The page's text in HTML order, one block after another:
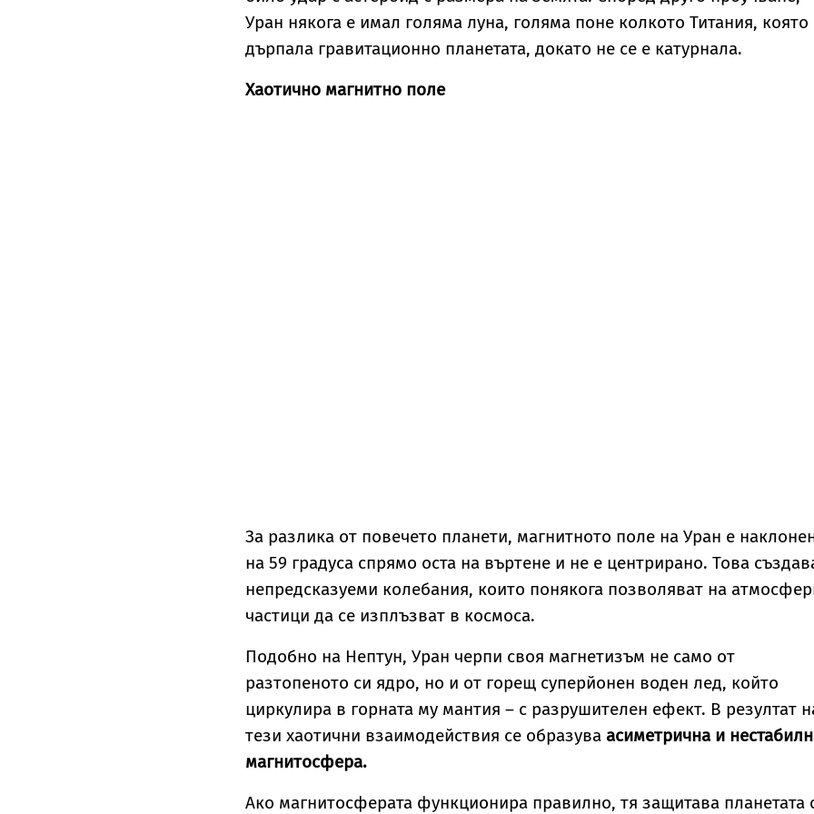
Уран някога е имал голяма луна, голяма поне колкото Титания, която
дърпала гравитационно планетата, докато не се е катурнала.
Хаотично магнитно поле
За разлика от повечето планети, магнитното поле на Уран е
на 59 градуса спрямо оста на въртене и не е центрирано. Това
непредсказуеми колебания, които понякога позволяват на
частици да се изплъзват в космоса.
Подобно на Нептун, Уран черпи своя магнетизъм не само от
разтопеното си ядро, но и от горещ суперйонен воден лед, който
циркулира в горната му мантия – с разрушителен ефект. В резултат
тези хаотични взаимодействия се образува асиметрична и
магнитосфера.
Ако магнитосферата функционира правилно, тя защитава планетата